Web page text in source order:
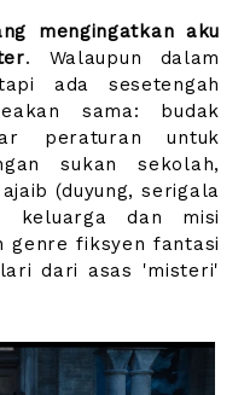
mengingatkan aku
. Walaupun dalam
ada sesetengah
sama: budak
peraturan untuk
sukan sekolah,
(duyung, serigala
keluarga dan misi
genre fiksyen fantasi
dari asas 'misteri'